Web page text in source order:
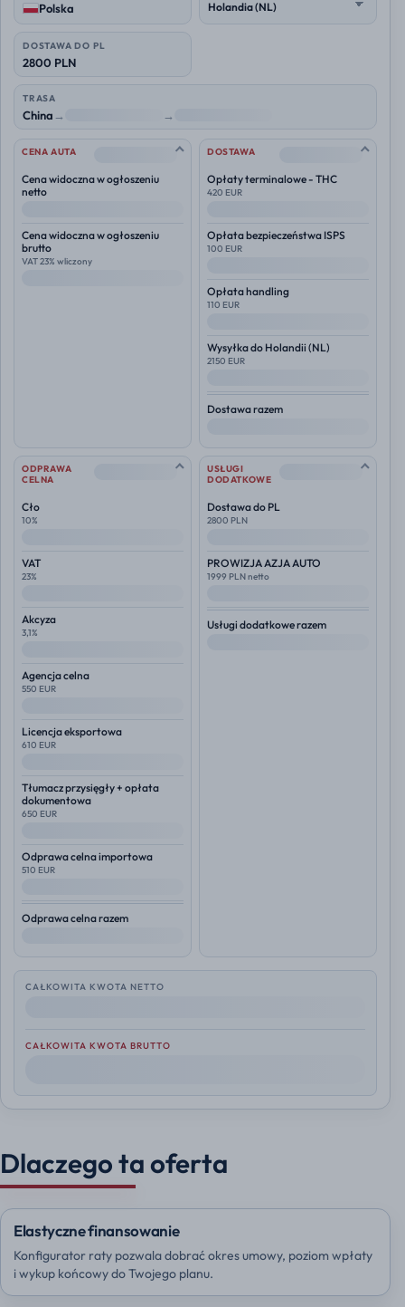
Polska
DOSTAWA DO PL
2800 PLN
TRASA
China→ →
CENA AUTA --
Cena widoczna w ogłoszeniu
netto
Cena widoczna w ogłoszeniu
brutto
VAT 23% wliczony
DOSTAWA --
Opłaty terminalowe - THC
420 EUR
Opłata bezpieczeństwa ISPS
100 EUR
Opłata handling
110 EUR
Wysyłka do Holandii (NL)
2150 EUR
Dostawa razem
ODPRAWA
CELNA
--
Cło
10%
VAT
23%
Akcyza
3,1%
Agencja celna
550 EUR
Licencja eksportowa
610 EUR
Tłumacz przysięgły + opłata
dokumentowa
650 EUR
Odprawa celna importowa
510 EUR
Odprawa celna razem
USŁUGI
DODATKOWE
--
Dostawa do PL
2800 PLN
PROWIZJA AZJA AUTO
1999 PLN netto
Usługi dodatkowe razem
CAŁKOWITA KWOTA NETTO
CAŁKOWITA KWOTA BRUTTO
Dlaczego ta oferta
Elastyczne finansowanie
Konfigurator raty pozwala dobrać okres umowy, poziom wpłaty
i wykup końcowy do Twojego planu.